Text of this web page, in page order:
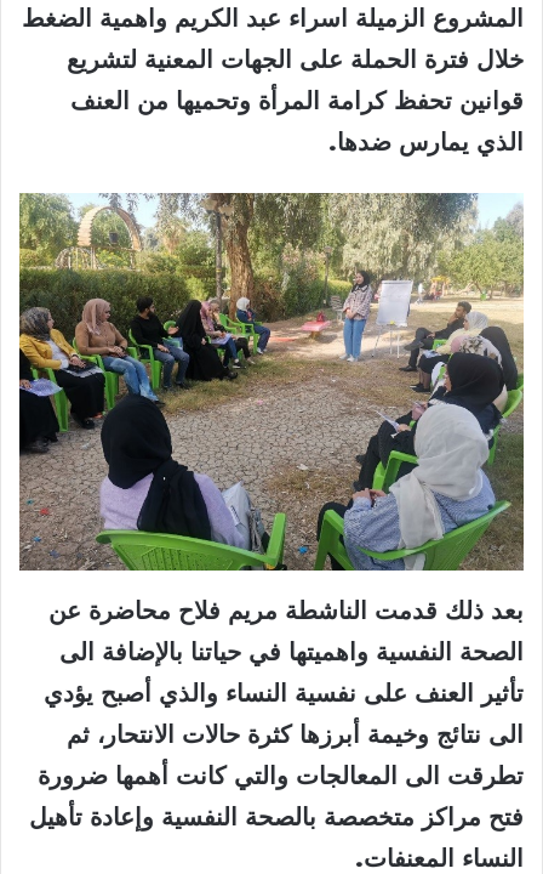
المشروع الزميلة اسراء عبد الكريم واهمية الضغط
خلال فترة الحملة على الجهات المعنية لتشريع
قوانين تحفظ كرامة المرأة وتحميها من العنف
الذي يمارس ضدها.
بعد ذلك قدمت الناشطة مريم فلاح محاضرة عن
الصحة النفسية واهميتها في حياتنا بالإضافة الى
تأثير العنف على نفسية النساء والذي أصبح يؤدي
الى نتائج وخيمة أبرزها كثرة حالات الانتحار، ثم
تطرقت الى المعالجات والتي كانت أهمها ضرورة
فتح مراكز متخصصة بالصحة النفسية وإعادة تأهيل
النساء المعنفات.